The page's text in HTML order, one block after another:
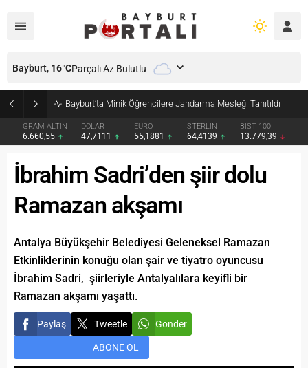
Bayburt’ta Minik Öğrencilere Jandarma Mesleği Tanıtıldı
GRAM ALTIN
6.660,55
DOLAR
47,7111
EURO
55,1881
STERLİN
64,4139
BIST 100
13.779,39
Bayburt, 16°CParçalı Az Bulutlu
İbrahim Sadri’den şiir dolu
Ramazan akşamı
Antalya Büyükşehir Belediyesi Geleneksel Ramazan
Etkinliklerinin konuğu olan şair ve tiyatro oyuncusu
İbrahim Sadri, şiirleriyle Antalyalılara keyifli bir
Ramazan akşamı yaşattı.
Paylaş Tweetle Gönder
ABONE OL